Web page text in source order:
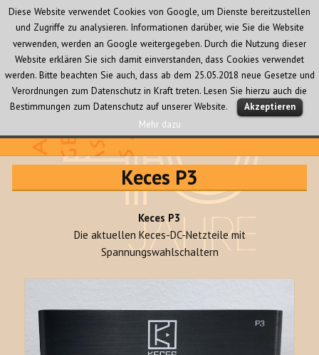
Audio Creativ
MENÜ
UND
Keces P3
Keces P3
Die aktuellen Keces-DC-Netzteile mit
Spannungswahlschaltern
Diese Website verwendet Cookies von Google, um Dienste bereitzustellen
und Zugriffe zu analysieren. Informationen darüber, wie Sie die Website
verwenden, werden an Google weitergegeben. Durch die Nutzung dieser
Website erklären Sie sich damit einverstanden, dass Cookies verwendet
werden. Bitte beachten Sie auch, dass ab dem 25.05.2018 neue Gesetze und
Verordnungen zum Datenschutz in Kraft treten. Lesen Sie hierzu auch die
Bestimmungen zum Datenschutz auf unserer Website.
Akzeptieren
Mehr dazu